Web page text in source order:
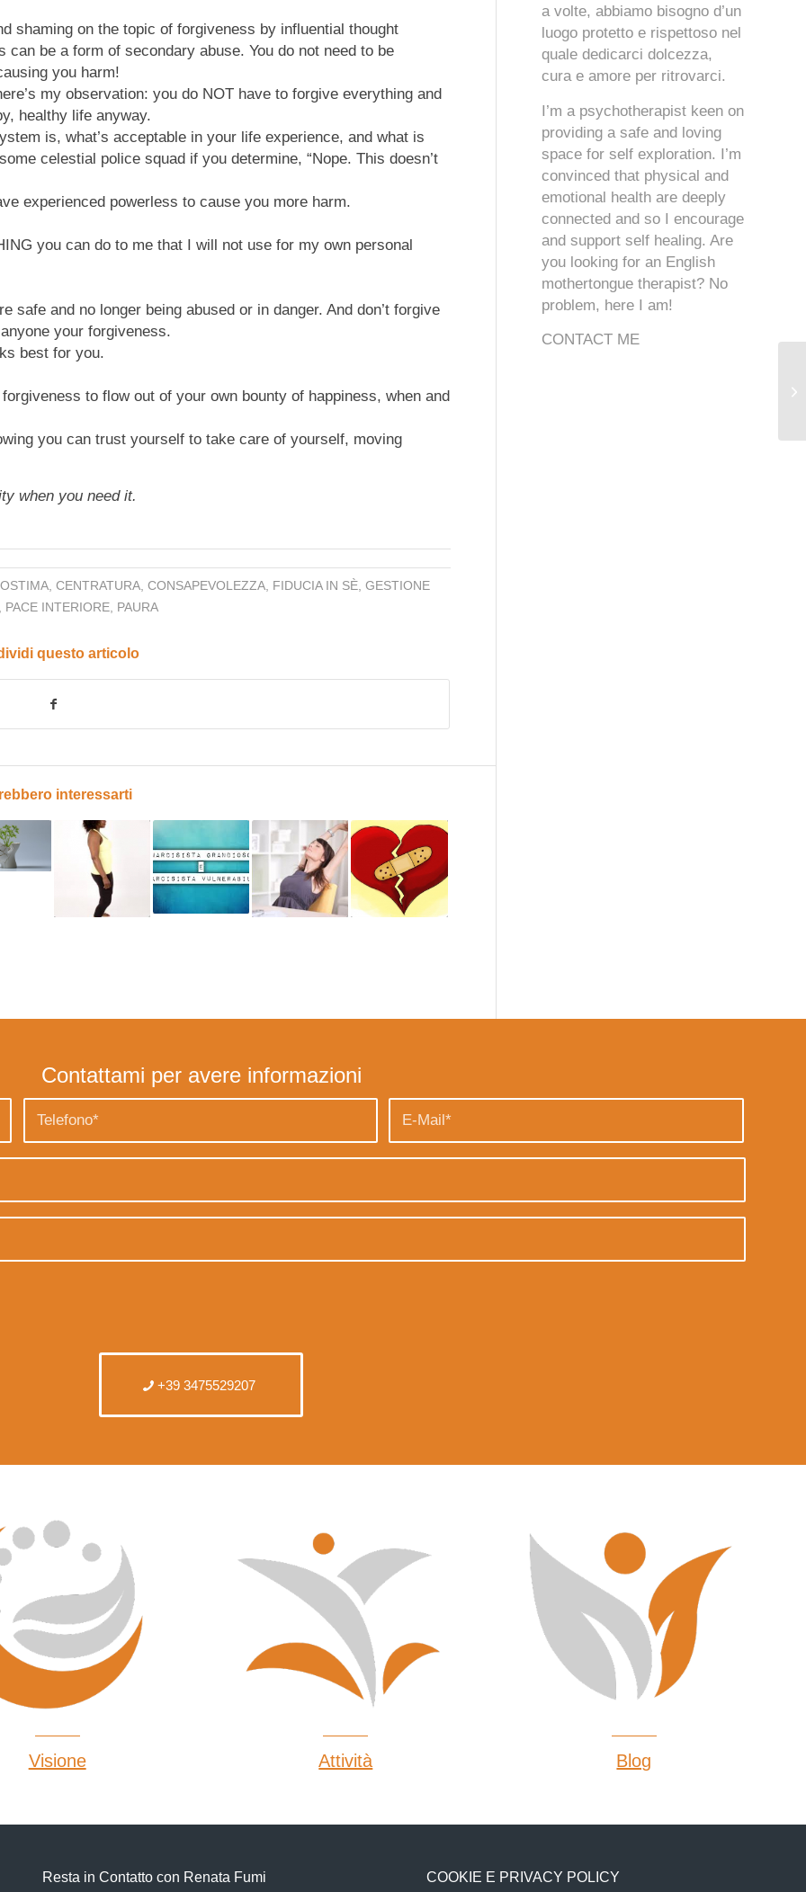
shaming on the topic of forgiveness by influential thought
be a form of secondary abuse. You do not need to be
you harm!
my observation: you do NOT have to forgive everything and
healthy life anyway.
is, what’s acceptable in your life experience, and what is
celestial police squad if you determine, “Nope. This doesn’t
experienced powerless to cause you more harm.
you can do to me that I will not use for my own personal
safe and no longer being abused or in danger. And don’t forgive
your forgiveness.
best for you.
to flow out of your own bounty of happiness, when and
you can trust yourself to take care of yourself, moving
when you need it.
,CENTRATURA,CONSAPEVOLEZZA, FIDUCIA IN SÈ,GESTIONE
PACE INTERIORE, PAURA
questo articolo
interessarti
a volte, abbiamo bisogno d’un
luogo protetto e rispettoso nel
quale dedicarci dolcezza,
cura e amore per ritrovarci.
I’m a psychotherapist keen on
providing a safe and loving
space for self exploration. I’m
convinced that physical and
emotional health are deeply
connected and so I encourage
and support self healing. Are
you looking for an English
mothertongue therapist? No
problem, here I am!
CONTACT ME
Contattami per avere informazioni
+39 3475529207
Visione Attività Blog
Resta in Contatto con Renata Fumi COOKIE E PRIVACY POLICY